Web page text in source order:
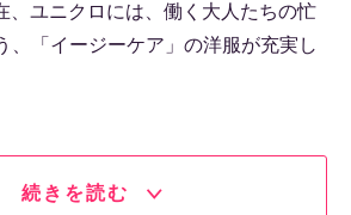
、ユニクロには、働く大人たちの忙
、「イージーケア」の洋服が充実し
続きを読む